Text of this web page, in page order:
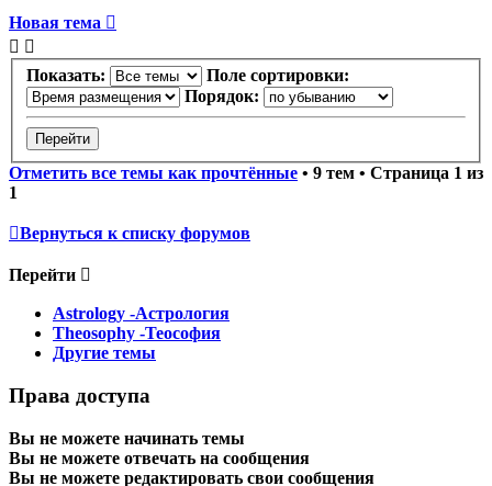
Новая тема
Показать:
Поле сортировки:
Порядок:
Отметить все темы как прочтённые • 9 тем • Страница 1 из
1
Вернуться к списку форумов
Перейти
Astrology -Астрология
Theosophy -Теософия
Другие темы
Права доступа
Вы не можете начинать темы
Вы не можете отвечать на сообщения
Вы не можете редактировать свои сообщения